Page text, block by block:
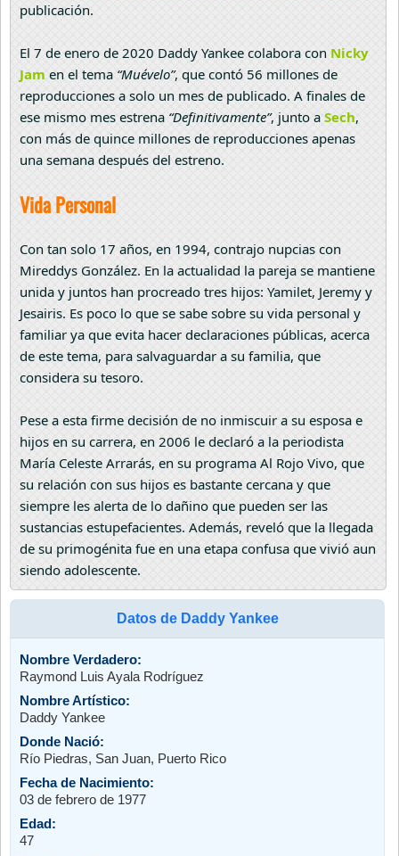
publicación.
El 7 de enero de 2020 Daddy Yankee colabora con Nicky
Jam en el tema “Muévelo”, que contó 56 millones de
reproducciones a solo un mes de publicado. A finales de
ese mismo mes estrena “Definitivamente”, junto a Sech,
con más de quince millones de reproducciones apenas
una semana después del estreno.
Vida Personal
Con tan solo 17 años, en 1994, contrajo nupcias con
Mireddys González. En la actualidad la pareja se mantiene
unida y juntos han procreado tres hijos: Yamilet, Jeremy y
Jesairis. Es poco lo que se sabe sobre su vida personal y
familiar ya que evita hacer declaraciones públicas, acerca
de este tema, para salvaguardar a su familia, que
considera su tesoro.
Pese a esta firme decisión de no inmiscuir a su esposa e
hijos en su carrera, en 2006 le declaró a la periodista
María Celeste Arrarás, en su programa Al Rojo Vivo, que
su relación con sus hijos es bastante cercana y que
siempre les alerta de lo dañino que pueden ser las
sustancias estupefacientes. Además, reveló que la llegada
de su primogénita fue en una etapa confusa que vivió aun
siendo adolescente.
Datos de Daddy Yankee
Nombre Verdadero:
Raymond Luis Ayala Rodríguez
Nombre Artístico:
Daddy Yankee
Donde Nació:
Río Piedras, San Juan, Puerto Rico
Fecha de Nacimiento:
03 de febrero de 1977
Edad:
47